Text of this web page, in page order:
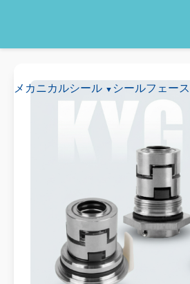
メカニカルシール シールフェース